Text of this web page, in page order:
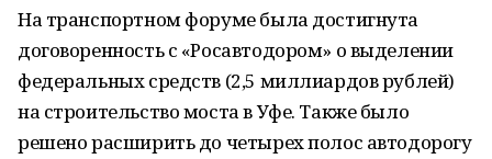
На транспортном форуме была достигнута
договоренность с «Росавтодором» о выделении
федеральных средств (2,5 миллиардов рублей)
на строительство моста в Уфе. Также было
решено расширить до четырех полос автодорогу